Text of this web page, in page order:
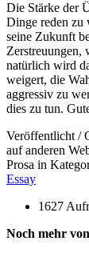
Die Stärke der
Dinge reden
seine Zukunft
Zerstreuungen,
natürlich wird
weigert, die
aggressiv zu
dies zu tun.
Veröffentlicht /
auf anderen
Prosa in
Essay
1627
Noch mehr